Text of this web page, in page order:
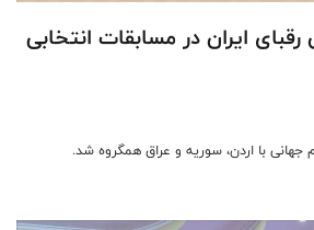
ایران در مسابقات انتخابی
جهانی با اردن، سوریه و عراق همگروه شد.